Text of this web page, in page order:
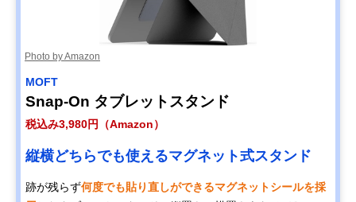
Photo by Amazon
MOFT
Snap-On タブレットスタンド
税込み3,980円（Amazon）
縦横どちらでも使えるマグネット式スタンド
跡が残らず何度でも貼り直しができるマグネットシールを採